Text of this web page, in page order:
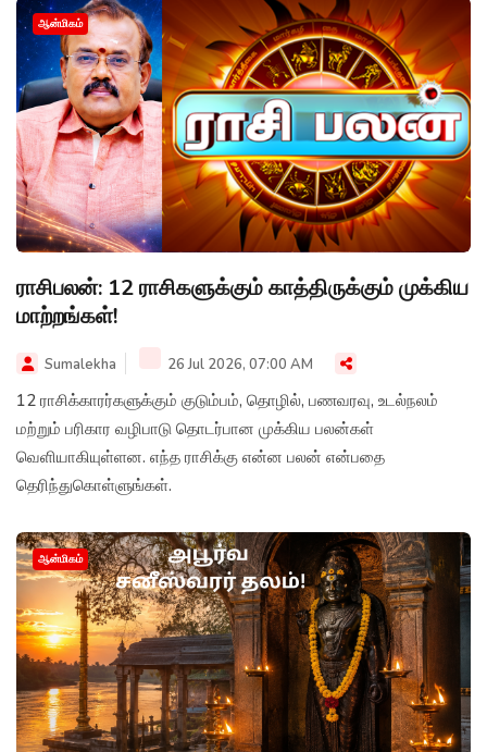
ஆன்மிகம்
ராசிபலன்: 12 ராசிகளுக்கும் காத்திருக்கும் முக்கிய
மாற்றங்கள்!
Sumalekha 26 Jul 2026, 07:00 AM
12 ராசிக்காரர்களுக்கும் குடும்பம், தொழில், பணவரவு, உடல்நலம்
மற்றும் பரிகார வழிபாடு தொடர்பான முக்கிய பலன்கள்
வெளியாகியுள்ளன. எந்த ராசிக்கு என்ன பலன் என்பதை
தெரிந்துகொள்ளுங்கள்.
ஆன்மிகம்